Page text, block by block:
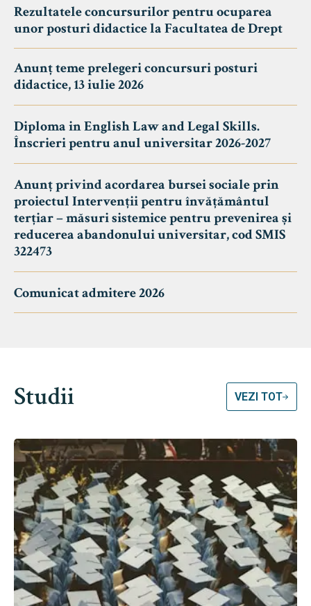
Rezultatele concursurilor pentru ocuparea
unor posturi didactice la Facultatea de Drept
Anunț teme prelegeri concursuri posturi
didactice, 13 iulie 2026
Diploma in English Law and Legal Skills.
Înscrieri pentru anul universitar 2026-2027
Anunț privind acordarea bursei sociale prin
proiectul Intervenții pentru învățământul
terțiar – măsuri sistemice pentru prevenirea și
reducerea abandonului universitar, cod SMIS
322473
Comunicat admitere 2026
Studii VEZI TOT